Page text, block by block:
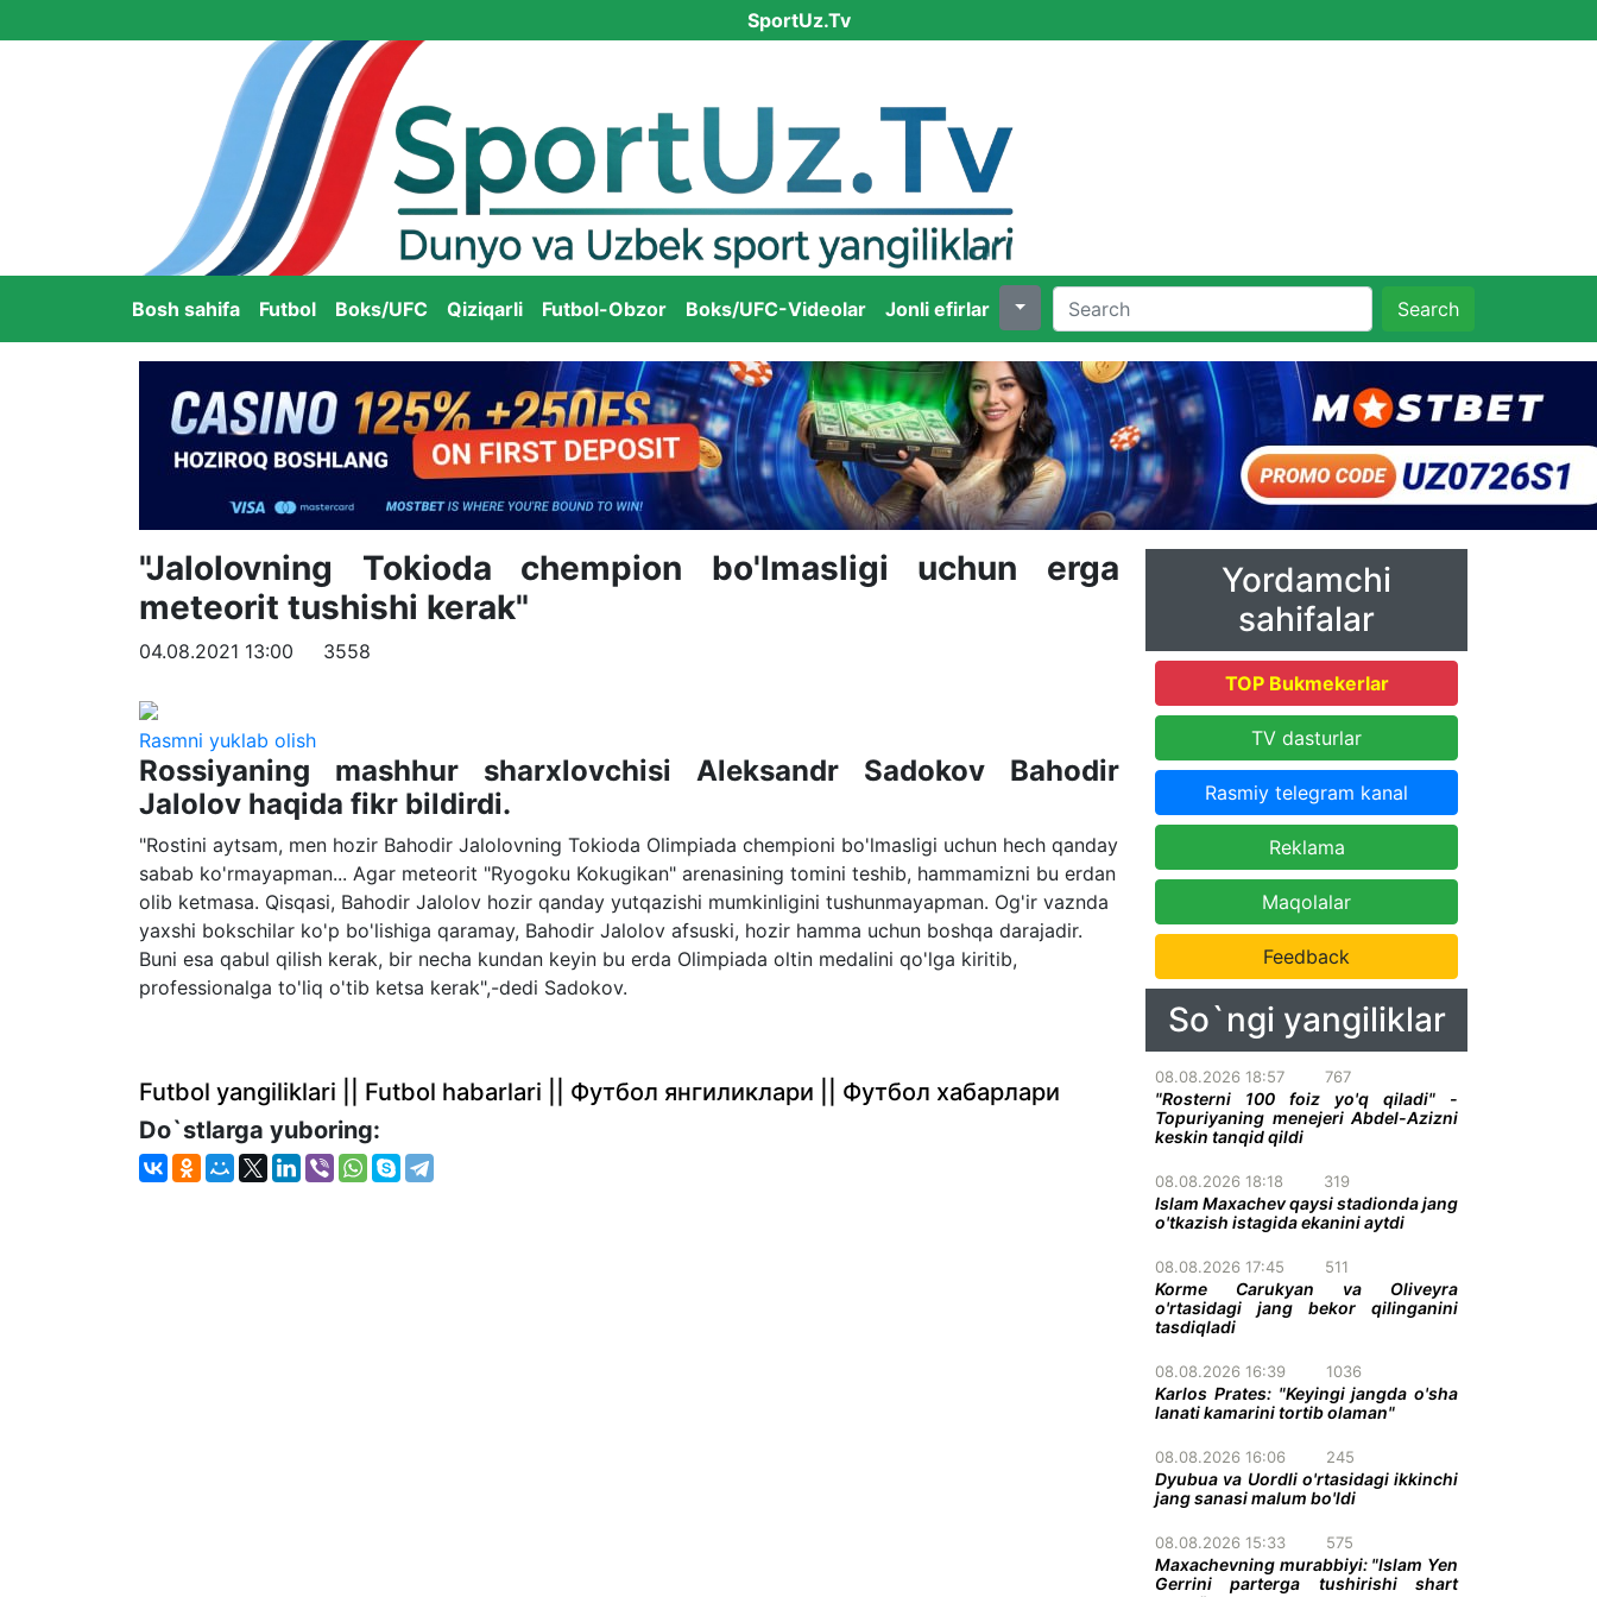
SportUz.Tv
Bosh sahifa Futbol Boks/UFC Qiziqarli Futbol-Obzor Boks/UFC-Videolar Jonli efirlar Search
"Jalolovning Tokioda chempion bo'lmasligi uchun erga
meteorit tushishi kerak"
04.08.2021 13:00 3558
Rasmni yuklab olish
Rossiyaning mashhur sharxlovchisi Aleksandr Sadokov Bahodir
Jalolov haqida fikr bildirdi.
"Rostini aytsam, men hozir Bahodir Jalolovning Tokioda Olimpiada chempioni bo'lmasligi uchun hech qanday
sabab ko'rmayapman... Agar meteorit "Ryogoku Kokugikan" arenasining tomini teshib, hammamizni bu erdan
olib ketmasa. Qisqasi, Bahodir Jalolov hozir qanday yutqazishi mumkinligini tushunmayapman. Og'ir vaznda
yaxshi bokschilar ko'p bo'lishiga qaramay, Bahodir Jalolov afsuski, hozir hamma uchun boshqa darajadir.
Buni esa qabul qilish kerak, bir necha kundan keyin bu erda Olimpiada oltin medalini qo'lga kiritib,
professionalga to'liq o'tib ketsa kerak",-dedi Sadokov.
Futbol yangiliklari || Futbol habarlari || Футбол янгиликлари || Футбол хабарлари
Do`stlarga yuboring:
Yordamchi
sahifalar
TOP Bukmekerlar
TV dasturlar
Rasmiy telegram kanal
Reklama
Maqolalar
Feedback
So`ngi yangiliklar
08.08.2026 18:57 767
"Rosterni 100 foiz yo'q qiladi" -
Topuriyaning menejeri Abdel-Azizni
keskin tanqid qildi
08.08.2026 18:18 319
Islam Maxachev qaysi stadionda jang
o'tkazish istagida ekanini aytdi
08.08.2026 17:45 511
Korme Carukyan va Oliveyra
o'rtasidagi jang bekor qilinganini
tasdiqladi
08.08.2026 16:39 1036
Karlos Prates: "Keyingi jangda o'sha
lanati kamarini tortib olaman"
08.08.2026 16:06 245
Dyubua va Uordli o'rtasidagi ikkinchi
jang sanasi malum bo'ldi
08.08.2026 15:33 575
Maxachevning murabbiyi: "Islam Yen
Gerrini parterga tushirishi shart